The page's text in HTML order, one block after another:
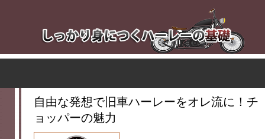
自由な発想で旧車ハーレーをオレ流に！チ
ョッパーの魅力